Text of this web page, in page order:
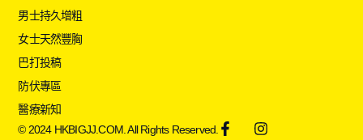
男士持久增粗
女士天然豐胸
巴打投稿
防伏專區
醫療新知
© 2024 HKBIGJJ.COM. All Rights Reserved.